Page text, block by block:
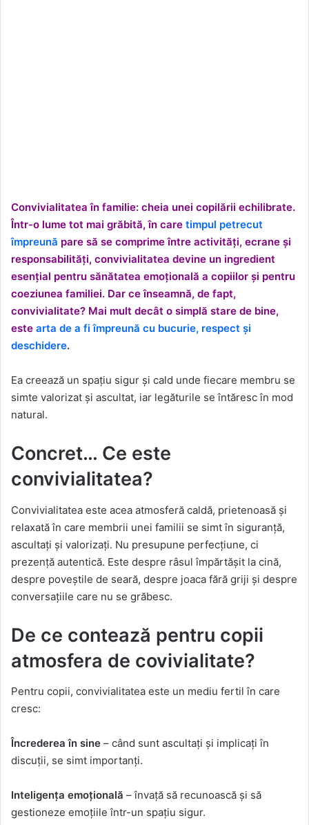
Convivialitatea în familie: cheia unei copilării echilibrate.
Într-o lume tot mai grăbită, în care timpul petrecut
împreună pare să se comprime între activități, ecrane și
responsabilități, convivialitatea devine un ingredient
esențial pentru sănătatea emoțională a copiilor și pentru
coeziunea familiei. Dar ce înseamnă, de fapt,
convivialitate? Mai mult decât o simplă stare de bine,
este arta de a fi împreună cu bucurie, respect și
deschidere.
Ea creează un spațiu sigur și cald unde fiecare membru se
simte valorizat și ascultat, iar legăturile se întăresc în mod
natural.
Concret… Ce este
convivialitatea?
Convivialitatea este acea atmosferă caldă, prietenoasă și
relaxată în care membrii unei familii se simt în siguranță,
ascultați și valorizați. Nu presupune perfecțiune, ci
prezență autentică. Este despre râsul împărtășit la cină,
despre poveștile de seară, despre joaca fără griji și despre
conversațiile care nu se grăbesc.
De ce contează pentru copii
atmosfera de covivialitate?
Pentru copii, convivialitatea este un mediu fertil în care
cresc:
Încrederea în sine – când sunt ascultați și implicați în
discuții, se simt importanți.
Inteligența emoțională – învață să recunoască și să
gestioneze emoțiile într-un spațiu sigur.